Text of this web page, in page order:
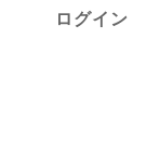
ログイン